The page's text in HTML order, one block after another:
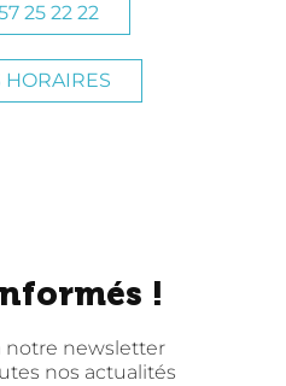
25 22 22
HORAIRES
!
notre newsletter
nos actualités